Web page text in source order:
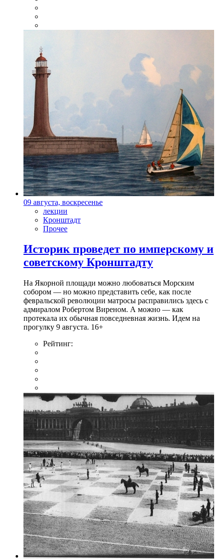
09 августа, воскресенье
лекции
Кронштадт
Прочее
Историк проведет по имперскому и
советскому Кронштадту
На Якорной площади можно любоваться Морским
собором — но можно представить себе, как после
февральской революции матросы расправились здесь с
адмиралом Робертом Виреном. А можно — как
протекала их обычная повседневная жизнь. Идем на
прогулку 9 августа. 16+
Рейтинг: